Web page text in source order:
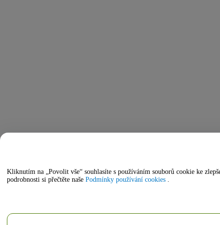
Kliknutím na „Povolit vše“ souhlasíte s používáním souborů cookie ke
podrobnosti si přečtěte naše Podmínky používání cookies .